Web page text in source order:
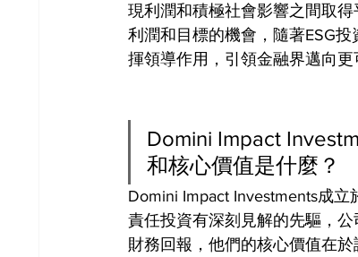
現利潤和積極社會影響之間取
利潤和目標的機會，隨著ESG
揮領導作用，引領金融界邁向更
Domini Impact
和核心價值是什麼？
Domini Impact Investments成
責任投資有深刻見解的先驅，
財務回報，他們的核心價值在